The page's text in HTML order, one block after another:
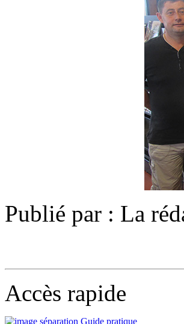
Publié par : La
Accès rapide
Guide pratique